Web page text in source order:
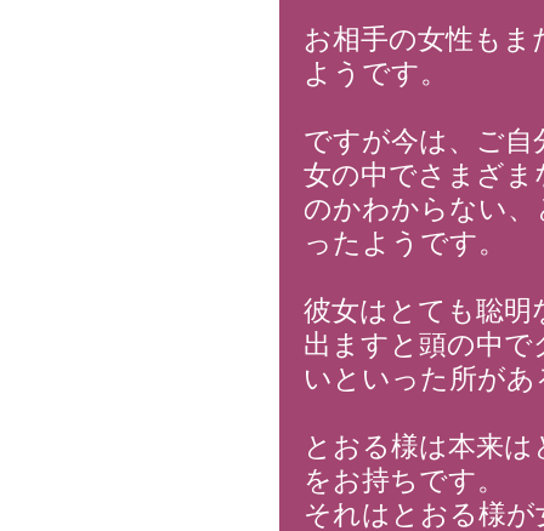
お相手の女性も
ようです。
ですが今は、ご
女の中でさまざ
のかわからない
ったようです。
彼女はとても聡
出ますと頭の中
いといった所が
とおる様は本来
をお持ちです。
それはとおる様